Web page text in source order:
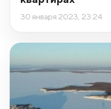
30 января 2023, 23:24